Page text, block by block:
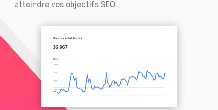
atteindre vos objectifs SEO.